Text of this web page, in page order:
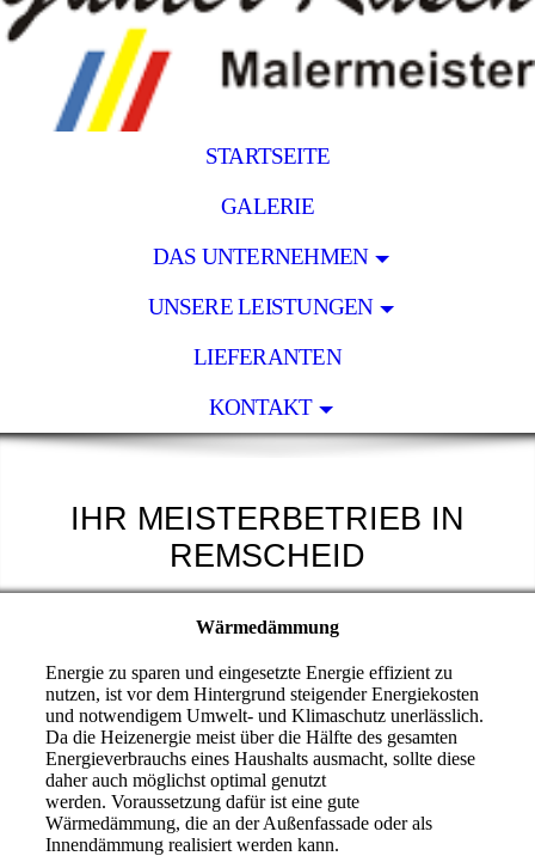
STARTSEITE
GALERIE
DAS UNTERNEHMEN
UNSERE LEISTUNGEN
LIEFERANTEN
KONTAKT
IHR MEISTERBETRIEB IN
REMSCHEID
Wärmedämmung
Energie zu sparen und eingesetzte Energie effizient zu
nutzen, ist vor dem Hintergrund steigender Energiekosten
und notwendigem Umwelt- und Klimaschutz unerlässlich.
Da die Heizenergie meist über die Hälfte des gesamten
Energieverbrauchs eines Haushalts ausmacht, sollte diese
daher auch möglichst optimal genutzt
werden. Voraussetzung dafür ist eine gute
Wärmedämmung, die an der Außenfassade oder als
Innendämmung realisiert werden kann.